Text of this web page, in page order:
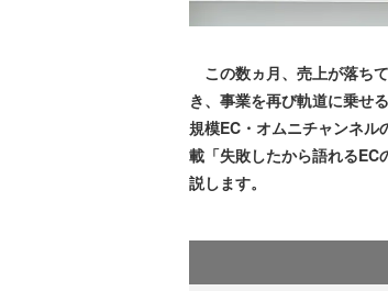
この数ヵ月、売上が落ち
き、事業を再び軌道に乗せ
規模EC・オムニチャンネル
載「失敗したから語れるEC
説します。